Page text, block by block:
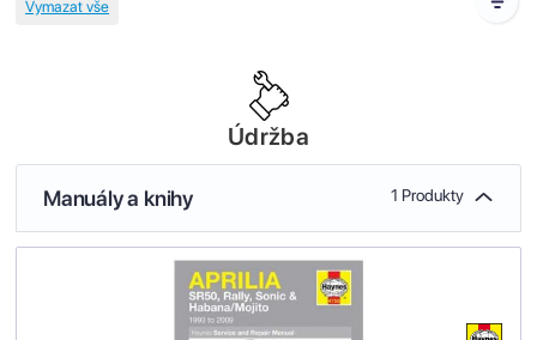
Údržba
Manuály a knihy 1 Produkty